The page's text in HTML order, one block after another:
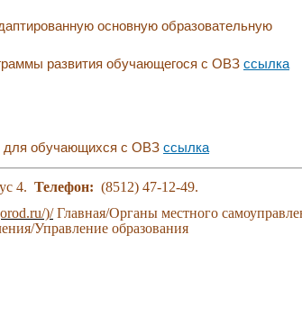
основную образовательную
развития обучающегося с ОВЗссылка
для обучающихся с ОВЗссылка
4. Телефон: (8512) 47-12-49.
)/Главная/Органы местного
Управление образования